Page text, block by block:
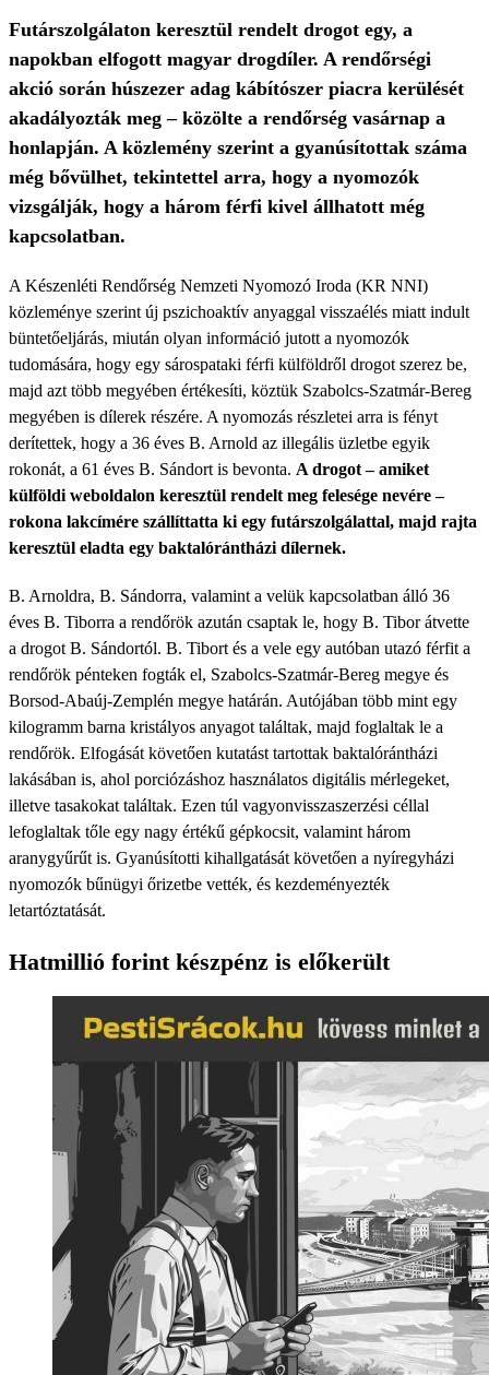
Futárszolgálaton keresztül rendelt drogot egy, a
napokban elfogott magyar drogdíler. A rendőrségi
akció során húszezer adag kábítószer piacra kerülését
akadályozták meg – közölte a rendőrség vasárnap a
honlapján. A közlemény szerint a gyanúsítottak száma
még bővülhet, tekintettel arra, hogy a nyomozók
vizsgálják, hogy a három férfi kivel állhatott még
kapcsolatban.
A Készenléti Rendőrség Nemzeti Nyomozó Iroda (KR NNI)
közleménye szerint új pszichoaktív anyaggal visszaélés miatt indult
büntetőeljárás, miután olyan információ jutott a nyomozók
tudomására, hogy egy sárospataki férfi külföldről drogot szerez be,
majd azt több megyében értékesíti, köztük Szabolcs-Szatmár-Bereg
megyében is dílerek részére. A nyomozás részletei arra is fényt
derítettek, hogy a 36 éves B. Arnold az illegális üzletbe egyik
rokonát, a 61 éves B. Sándort is bevonta. A drogot – amiket
külföldi weboldalon keresztül rendelt meg felesége nevére –
rokona lakcímére szállíttatta ki egy futárszolgálattal, majd rajta
keresztül eladta egy baktalórántházi dílernek.
B. Arnoldra, B. Sándorra, valamint a velük kapcsolatban álló 36
éves B. Tiborra a rendőrök azután csaptak le, hogy B. Tibor átvette
a drogot B. Sándortól. B. Tibort és a vele egy autóban utazó férfit a
rendőrök pénteken fogták el, Szabolcs-Szatmár-Bereg megye és
Borsod-Abaúj-Zemplén megye határán. Autójában több mint egy
kilogramm barna kristályos anyagot találtak, majd foglaltak le a
rendőrök. Elfogását követően kutatást tartottak baktalórántházi
lakásában is, ahol porciózáshoz használatos digitális mérlegeket,
illetve tasakokat találtak. Ezen túl vagyonvisszaszerzési céllal
lefoglaltak tőle egy nagy értékű gépkocsit, valamint három
aranygyűrűt is. Gyanúsítotti kihallgatását követően a nyíregyházi
nyomozók bűnügyi őrizetbe vették, és kezdeményezték
letartóztatását.
Hatmillió forint készpénz is előkerült